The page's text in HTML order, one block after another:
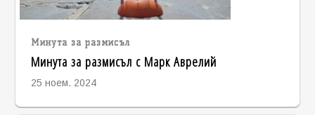
Минута за размисъл
Минута за размисъл с Марк Аврелий
25 ноем. 2024